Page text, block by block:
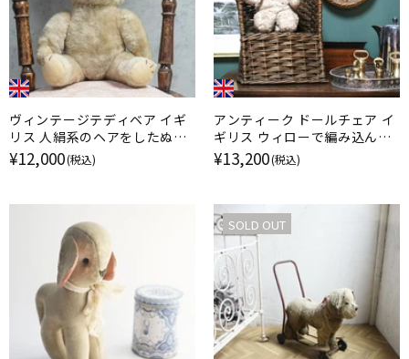
ヴィンテージテディベア イギ
リス 人絹系のヘアをしたぬい
ぐるみ
¥12,000(税込)
アンティーク ドールチェア イ
ギリス ウィローで編み込んだ
人形を飾る小さな椅子
¥13,200(税込)
SOLD OUT